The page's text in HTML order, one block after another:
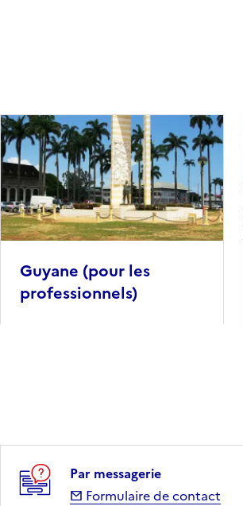
Guyane (pour les
professionnels)
Image
principale
Par messagerie
Formulaire de contact